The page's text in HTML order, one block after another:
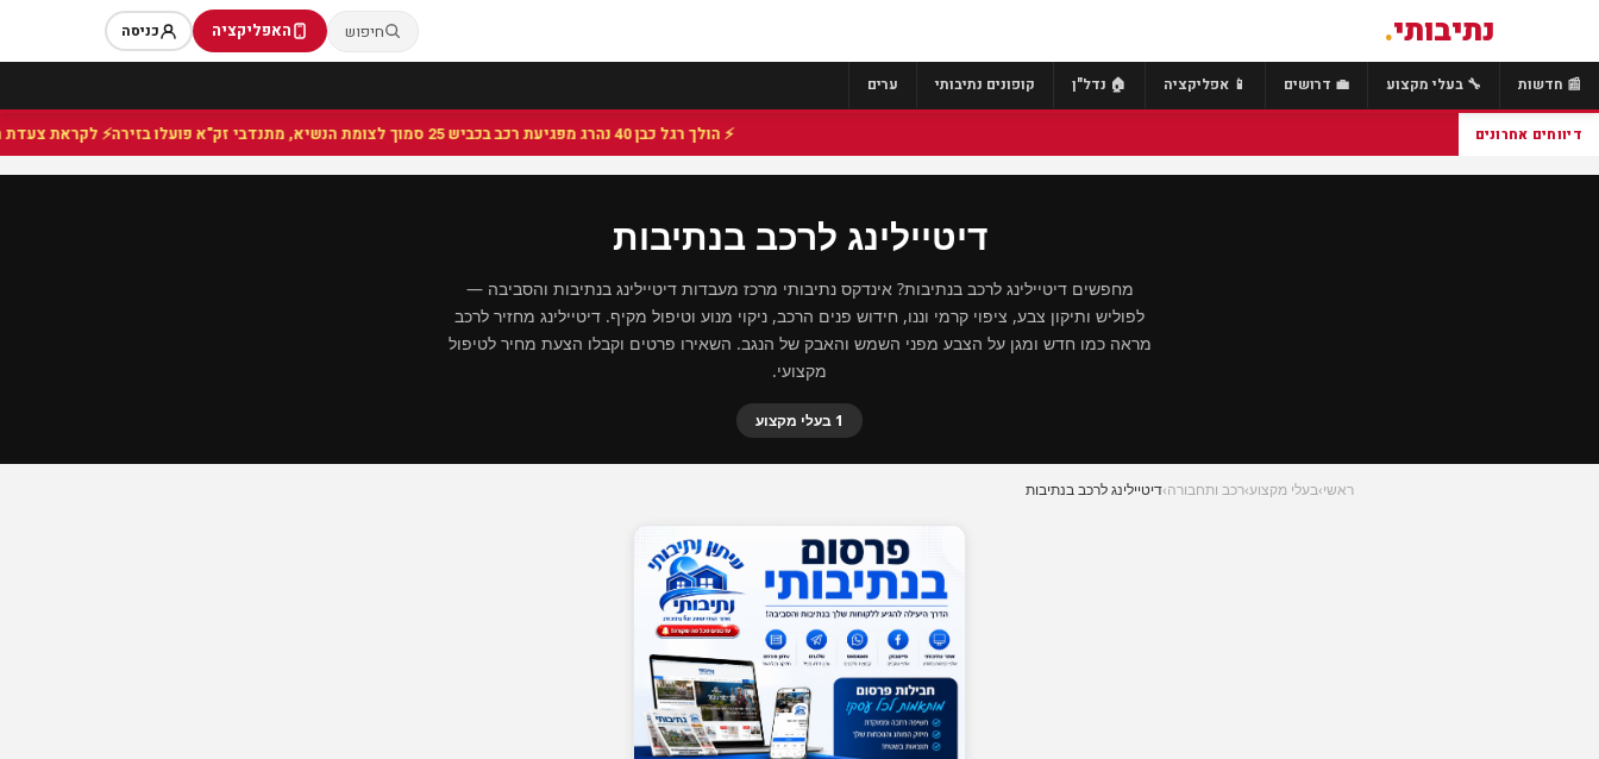
נתיבותי. חיפוש האפליקציה כניסה
📰 חדשות 🔧 בעלי מקצוע 💼 דרושים 📱 אפליקציה 🏠 נדל"ן קופונים נתיבותי ערים
דיווחים אחרונים ⚡ הולך רגל כבן 40 נהרג מפגיעת רכב בכביש 25 סמוך לצומת הנשיא, מתנדבי זק"א פועלו בזירה ⚡ לקראת צעדת
דיטיילינג לרכב בנתיבות
מחפשים דיטיילינג לרכב בנתיבות? אינדקס נתיבותי מרכז מעבדות דיטיילינג בנתיבות והסביבה —
לפוליש ותיקון צבע, ציפוי קרמי וננו, חידוש פנים הרכב, ניקוי מנוע וטיפול מקיף. דיטיילינג מחזיר לרכב
מראה כמו חדש ומגן על הצבע מפני השמש והאבק של הנגב. השאירו פרטים וקבלו הצעת מחיר לטיפול
מקצועי.
1 בעלי מקצוע
ראשי›בעלי מקצוע›רכב ותחבורה›דיטיילינג לרכב בנתיבות